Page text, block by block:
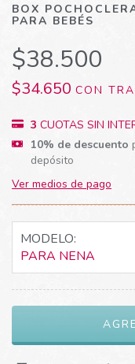
BOX
PARA BEBÉS
$38.500
$34.650 CON
3 CUOTAS SIN
10% de descuento
depósito
Ver medios de pago
MODELO:
PARA NENA